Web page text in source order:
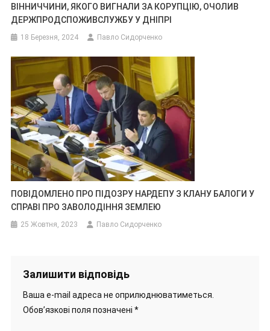
ВІННИЧЧИНИ, ЯКОГО ВИГНАЛИ ЗА КОРУПЦІЮ, ОЧОЛИВ
ДЕРЖПРОДСПОЖИВСЛУЖБУ У ДНІПРІ
18 Березня, 2024 Павло Сидорченко
ПОВІДОМЛЕНО ПРО ПІДОЗРУ НАРДЕПУ З КЛАНУ БАЛОГИ У
СПРАВІ ПРО ЗАВОЛОДІННЯ ЗЕМЛЕЮ
25 Жовтня, 2023 Павло Сидорченко
Залишити відповідь
Ваша e-mail адреса не оприлюднюватиметься.
Обов’язкові поля позначені *